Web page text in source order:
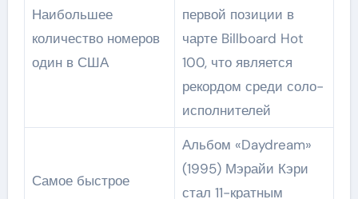
Наибольшее
количество номеров
один в США
первой позиции в
чарте Billboard Hot
100, что является
рекордом среди соло-
исполнителей
Самое быстрое
Альбом «Daydream»
(1995) Мэрайи Кэри
стал 11-кратным